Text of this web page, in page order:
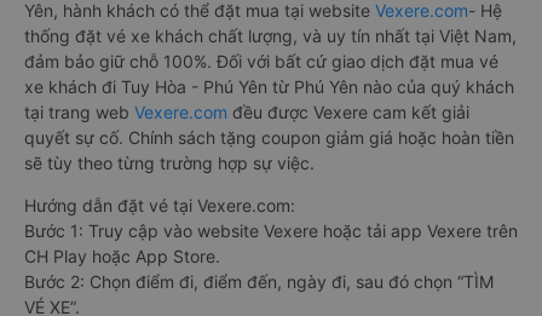
Yên, hành khách có thể đặt mua tại website Vexere.com- Hệ
thống đặt vé xe khách chất lượng, và uy tín nhất tại Việt Nam,
đảm bảo giữ chỗ 100%. Đối với bất cứ giao dịch đặt mua vé
xe khách đi Tuy Hòa - Phú Yên từ Phú Yên nào của quý khách
tại trang web Vexere.com đều được Vexere cam kết giải
quyết sự cố. Chính sách tặng coupon giảm giá hoặc hoàn tiền
sẽ tùy theo từng trường hợp sự việc.
Hướng dẫn đặt vé tại Vexere.com:
Bước 1: Truy cập vào website Vexere hoặc tải app Vexere trên
CH Play hoặc App Store.
Bước 2: Chọn điểm đi, điểm đến, ngày đi, sau đó chọn “TÌM
VÉ XE”.